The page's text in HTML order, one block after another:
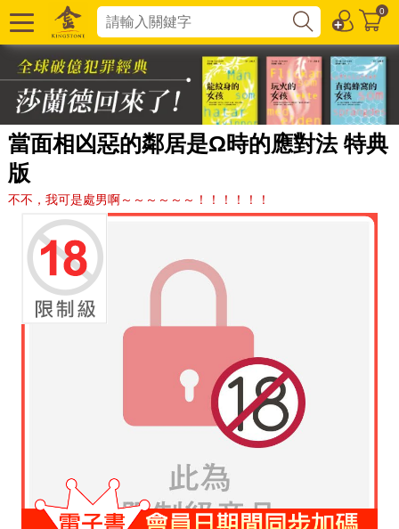
0
當面相凶惡的鄰居是Ω時的應對法 特典
版
不不，我可是處男啊～～～～～～！！！！！！